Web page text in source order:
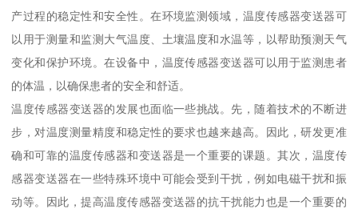
产过程的稳定性和安全性。在环境监测领域，温度传感器变送器可
以用于测量和监测大气温度、土壤温度和水温等，以帮助预测天气
变化和保护环境。在设备中，温度传感器变送器可以用于监测患者
的体温，以确保患者的安全和舒适。
温度传感器变送器的发展也面临一些挑战。先，随着技术的不断进
步，对温度测量精度和稳定性的要求也越来越高。因此，研发更准
确和可靠的温度传感器和变送器是一个重要的课题。其次，温度传
感器变送器在一些特殊环境中可能会受到干扰，例如电磁干扰和振
动等。因此，提高温度传感器变送器的抗干扰能力也是一个重要的